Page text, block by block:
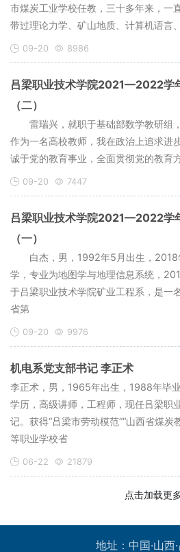
市煤炭工业学校任教，三十多年来，一
带过理论力学、矿山地质、计算机语言
09-20 8986
吕梁职业技术学院2021—2022学
（二）
雷瑞兴，就职于基础部数学教研组，
作为一名高校教师，我在政治上追求进
诚于党的教育事业，全面贯彻党的教育
09-20 7447
吕梁职业技术学院2021—2022学
（一）
白杰，男，1992年5月出生，2018
学，专业为地图学与地理信息系统，
于吕梁职业技术学院矿业工程系，是一
省第
09-20 9976
机电系党支部书记 李正术
李正术，男，1965年出生，1988年毕
学历，高级讲师，工程师，现任吕梁职
记。获得“吕梁市劳动模范”“山西省煤炭
等职业学校省
06-22 21879
点击加载更
地址：中国·山西